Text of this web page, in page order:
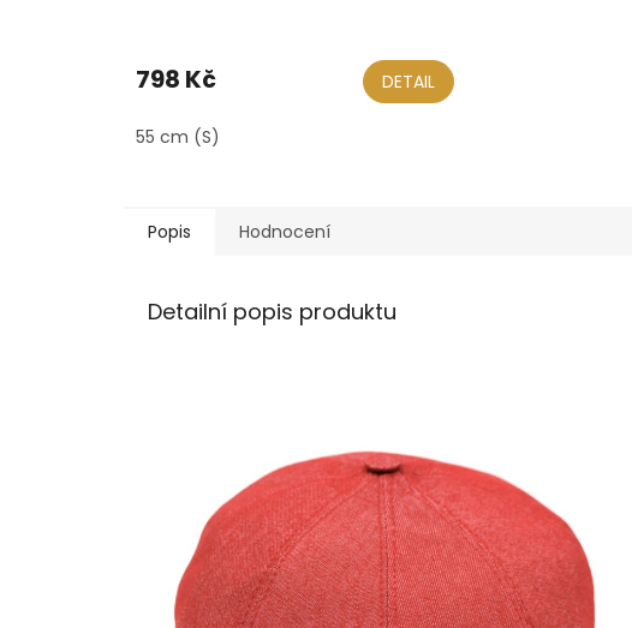
798 Kč DETAIL
55 cm (S)
Popis Hodnocení
Detailní popis produktu